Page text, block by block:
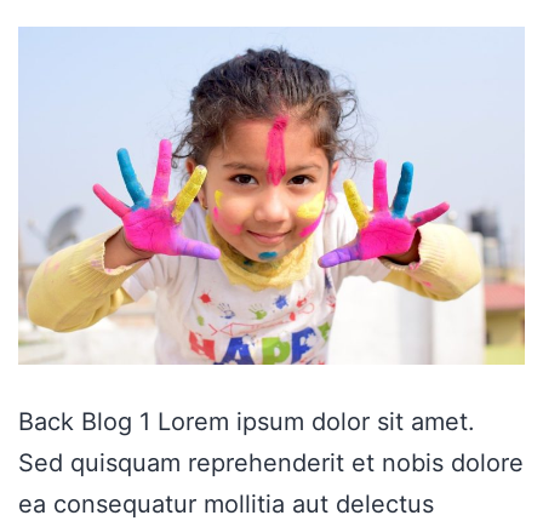
Back Blog 1 Lorem ipsum dolor sit amet.
Sed quisquam reprehenderit et nobis dolore
ea consequatur mollitia aut delectus